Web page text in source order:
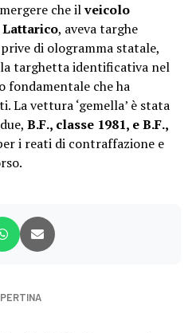
che ilveicolo
Lattarico, aveva targhe
di ologramma statale,
targhetta identificativa nel
fondamentale che ha
La vettura ‘gemella’ è stata
B.F., classe 1981, e B.F.,
i reati di contraffazione e